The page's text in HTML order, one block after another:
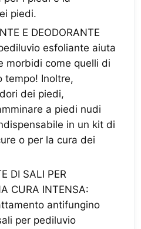
piedi.
E DEODORANTE
esfoliante aiuta
morbidi come quelli di
tempo! Inoltre,
dei piedi,
a piedi nudi
in un kit di
o per la cura dei
DI SALI PER
CURA INTENSA:
antifungino
per pediluvio